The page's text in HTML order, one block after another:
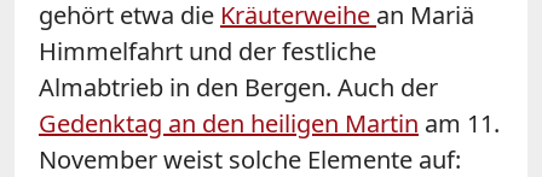
gehört etwa die Kräuterweihe an Mariä
Himmelfahrt und der festliche
Almabtrieb in den Bergen. Auch der
Gedenktag an den heiligen Martin am 11.
November weist solche Elemente auf: